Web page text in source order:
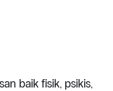
baik fisik, psikis,